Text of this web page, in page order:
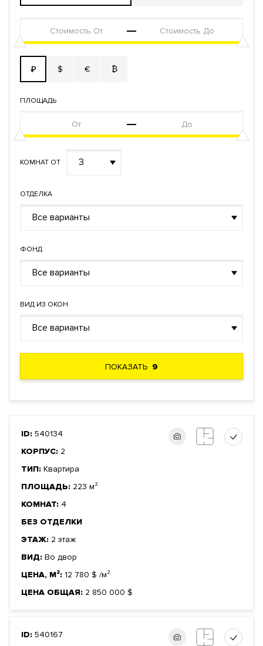
₽ $ € ₿
ПЛОЩАДЬ
КОМНАТ ОТ 3
ОТДЕЛКА
Все варианты
ФОНД
Все варианты
ВИД ИЗ ОКОН
Все варианты
ПОКАЗАТЬ 9
ID: 540134
КОРПУС: 2
ТИП: Квартира
ПЛОЩАДЬ: 223 м²
КОМНАТ: 4
БЕЗ ОТДЕЛКИ
ЭТАЖ: 2 этаж
ВИД: Во двор
ЦЕНА, М²: 12 780 $ /м²
ЦЕНА ОБЩАЯ: 2 850 000 $
ID: 540167